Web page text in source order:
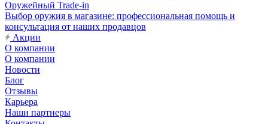
Оружейный Trade-in
Выбор оружия в магазине: профессиональная помощь и
консультация от наших продавцов
Акции
О компании
О компании
Новости
Блог
Отзывы
Карьера
Наши партнеры